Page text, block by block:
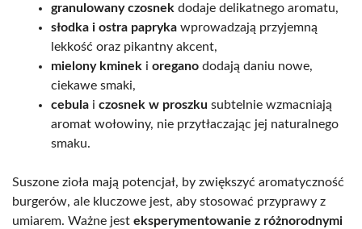
granulowany czosnek dodaje delikatnego aromatu,
słodka i ostra papryka wprowadzają przyjemną
lekkość oraz pikantny akcent,
mielony kminek i oregano dodają daniu nowe,
ciekawe smaki,
cebula i czosnek w proszku subtelnie wzmacniają
aromat wołowiny, nie przytłaczając jej naturalnego
smaku.
Suszone zioła mają potencjał, by zwiększyć aromatyczność
burgerów, ale kluczowe jest, aby stosować przyprawy z
umiarem. Ważne jest eksperymentowanie z różnorodnymi